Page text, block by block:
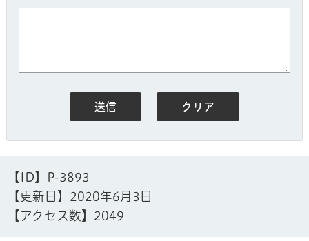
【ID】
P-3893
【更新日】 2020年6月3日
【アクセス数】 2049